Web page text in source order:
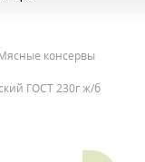
консервы
ГОСТ 230г ж/б